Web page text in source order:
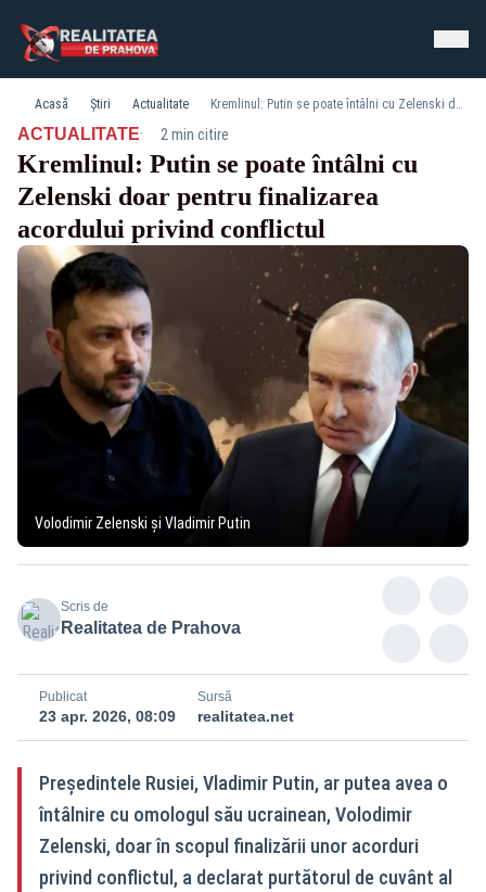
Acasă Știri Actualitate Kremlinul: Putin se poate întâlni cu Zelenski doar pentru finalizarea acordului privind conflictul
ACTUALITATE· 2 min citire
Kremlinul: Putin se poate întâlni cu
Zelenski doar pentru finalizarea
acordului privind conflictul
Volodimir Zelenski și Vladimir Putin
Scris de
Realitatea de Prahova
Publicat
23 apr. 2026, 08:09
Sursă
realitatea.net
Președintele Rusiei, Vladimir Putin, ar putea avea o
întâlnire cu omologul său ucrainean, Volodimir
Zelenski, doar în scopul finalizării unor acorduri
privind conflictul, a declarat purtătorul de cuvânt al